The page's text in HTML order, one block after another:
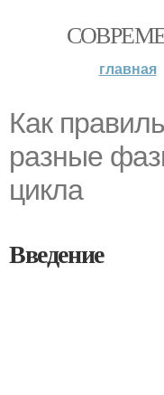
главная
Как
разные
цикла
Введение